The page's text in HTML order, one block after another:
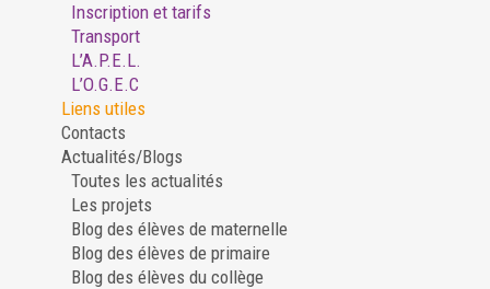
Inscription et tarifs
Transport
L’A.P.E.L.
L’O.G.E.C
Liens utiles
Contacts
Actualités/Blogs
Toutes les actualités
Les projets
Blog des élèves de maternelle
Blog des élèves de primaire
Blog des élèves du collège